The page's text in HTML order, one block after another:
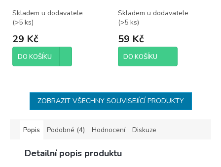
Skladem u dodavatele
(>5 ks)
29 Kč
DO KOŠÍKU
Skladem u dodavatele
(>5 ks)
59 Kč
DO KOŠÍKU
ZOBRAZIT VŠECHNY SOUVISEJÍCÍ PRODUKTY
Popis Podobné (4) Hodnocení Diskuze
Detailní popis produktu